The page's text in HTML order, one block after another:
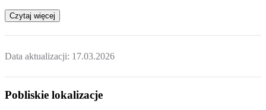
Czytaj więcej
Data aktualizacji: 17.03.2026
Pobliskie lokalizacje